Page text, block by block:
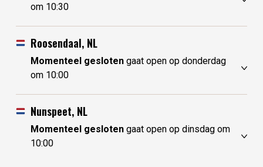
om 10:30
maandag
gesloten
dinsdag
woensdag
10:30 - 17:30
donderdag
10:30 - 17:30
zondag
Roosendaal, NL
Momenteel geslotengaat open op donderdag
om 10:00
maandag
10:00 - 17:30
dinsdag
woensdag
gesloten
donderdag
10:00 - 17:30
Nunspeet, NL
Momenteel geslotengaat open op dinsdag om
10:00